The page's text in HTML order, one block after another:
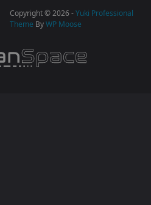
Copyright © 2026 -Yuki Professional
Theme ByWP Moose